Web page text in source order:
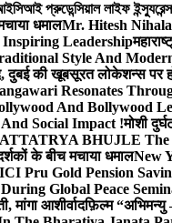
প্রুডেন্সিয়াল লাইফ ইন্স্যুরেন্স
धमालMr. Hitesh
Inspiring Leadership
Style And
दुबई की खूबसूरत लोकेशन्स पर
Resonates
And Bollywood
Social Impact !मोशी
BHUJLE The
के बीच मचाया धमालNew
Pru Gold Pension
Global Peace
मांगा आशीर्वादफ़िल्म